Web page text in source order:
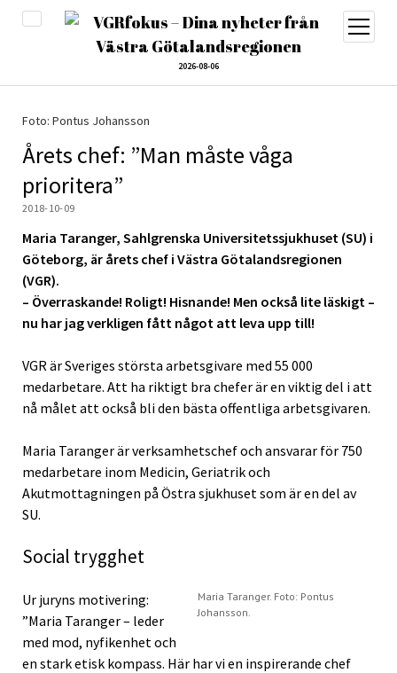
2026-08-06
öppna
meny
Foto: Pontus Johansson
Årets chef: ”Man måste våga
prioritera”
2018-10-09
Maria Taranger, Sahlgrenska Universitetssjukhuset (SU) i
Göteborg, är årets chef i Västra Götalandsregionen
(VGR).
– Överraskande! Roligt! Hisnande! Men också lite läskigt –
nu har jag verkligen fått något att leva upp till!
VGR är Sveriges största arbetsgivare med 55 000
medarbetare. Att ha riktigt bra chefer är en viktig del i att
nå målet att också bli den bästa offentliga arbetsgivaren.
Maria Taranger är verksamhetschef och ansvarar för 750
medarbetare inom Medicin, Geriatrik och
Akutmottagningen på Östra sjukhuset som är en del av
SU.
Social trygghet
Maria Taranger. Foto: Pontus
Johansson.
Ur juryns motivering:
”Maria Taranger – leder
med mod, nyfikenhet och
en stark etisk kompass. Här har vi en inspirerande chef